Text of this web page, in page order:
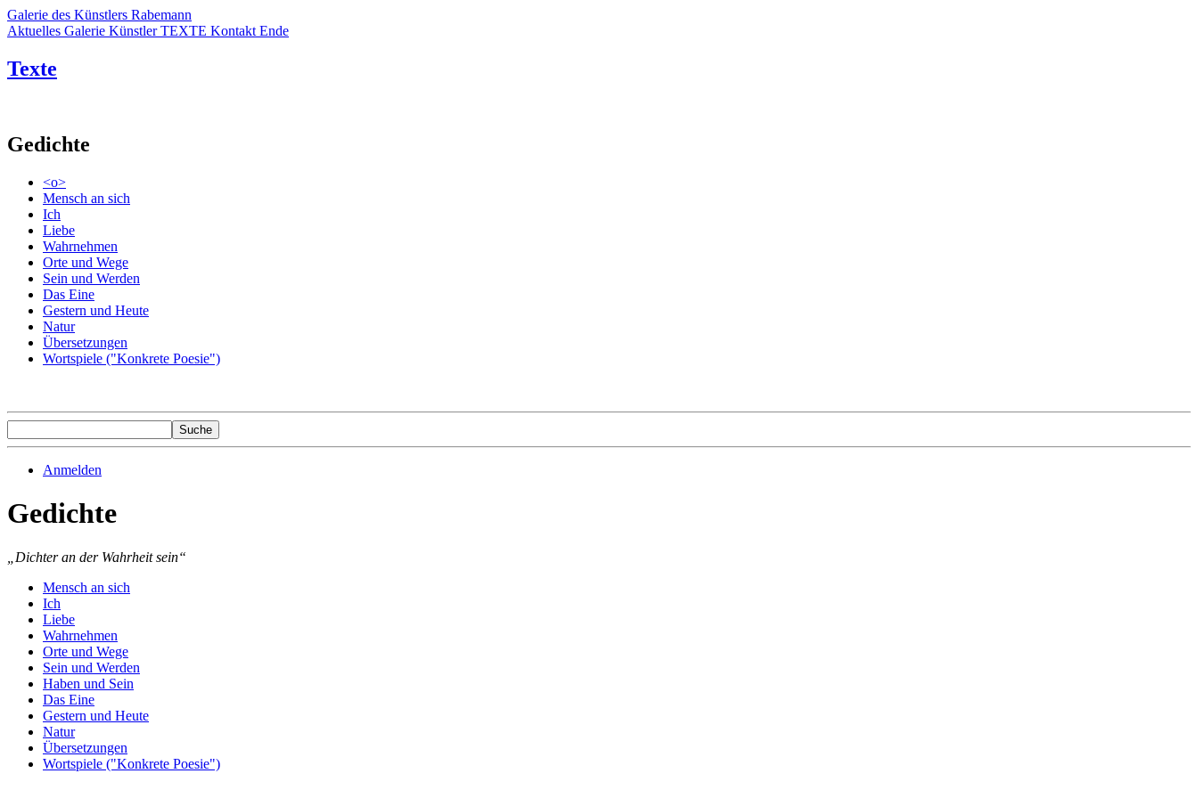
Galerie des Künstlers Rabemann
Aktuelles Galerie KünstlerTEXTE Kontakt Ende
Texte
Gedichte
<o>
Mensch an sich
Ich
Liebe
Wahrnehmen
Orte und Wege
Sein und Werden
Das Eine
Gestern und Heute
Natur
Übersetzungen
Wortspiele ("Konkrete Poesie")
Anmelden
Gedichte
„Dichter an der Wahrheit sein“
Mensch an sich
Ich
Liebe
Wahrnehmen
Orte und Wege
Sein und Werden
Haben und Sein
Das Eine
Gestern und Heute
Natur
Übersetzungen
Wortspiele ("Konkrete Poesie")